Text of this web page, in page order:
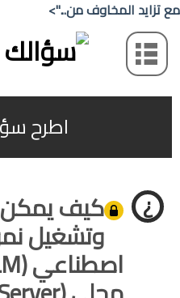
مع تزايد المخاوف من...">
اطرح
كيف
وتشغيل